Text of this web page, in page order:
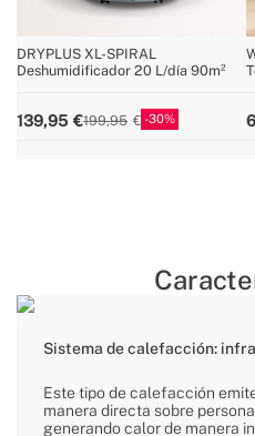
DRYPLUS XL-SPIRAL
Deshumidificador 20 L/día 90m²
139,95 199,95 30
Sistema de calefacción:
Este tipo de calefacción
manera directa sobre
generando calor de manera